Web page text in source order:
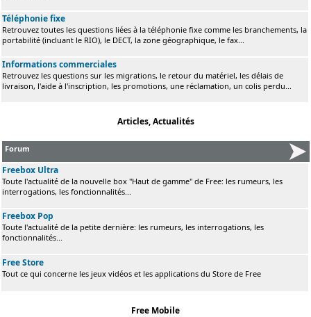
Téléphonie fixe
Retrouvez toutes les questions liées à la téléphonie fixe comme les branchements, la
portabilité (incluant le RIO), le DECT, la zone géographique, le fax...
Informations commerciales
Retrouvez les questions sur les migrations, le retour du matériel, les délais de
livraison, l'aide à l'inscription, les promotions, une réclamation, un colis perdu...
Articles, Actualités
Forum
Freebox Ultra
Toute l'actualité de la nouvelle box "Haut de gamme" de Free: les rumeurs, les
interrogations, les fonctionnalités...
Freebox Pop
Toute l'actualité de la petite dernière: les rumeurs, les interrogations, les
fonctionnalités...
Free Store
Tout ce qui concerne les jeux vidéos et les applications du Store de Free
Free Mobile